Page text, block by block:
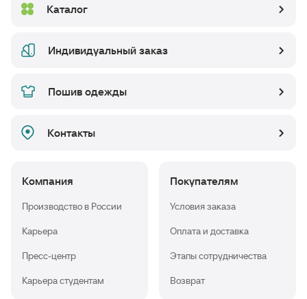
Каталог
Индивидуальный заказ
Пошив одежды
Контакты
Компания
Производство в России
Карьера
Пресс-центр
Карьера студентам
Покупателям
Условия заказа
Оплата и доставка
Этапы сотрудничества
Возврат